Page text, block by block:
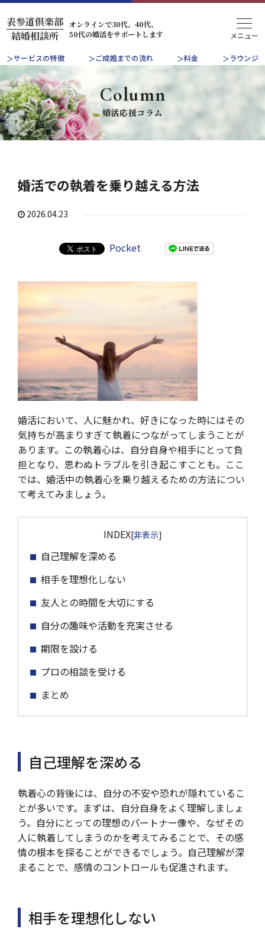
結婚相談所
表参道倶楽部
オンラインで30代、40代、
50代の婚活をサポートします
サービスの特徴 ご成婚までの流れ 料金 ラウンジ
Column
婚活応援コラム
婚活での執着を乗り越える方法
2026.04.23
Pocket
婚活において、人に魅かれ、好きになった時にはその
気持ちが高まりすぎて執着につながってしまうことが
あります。この執着心は、自分自身や相手にとって負
担となり、思わぬトラブルを引き起こすことも。ここ
では、婚活中の執着心を乗り越えるための方法につい
て考えてみましょう。
INDEX[非表示]
自己理解を深める
相手を理想化しない
友人との時間を大切にする
自分の趣味や活動を充実させる
期限を設ける
プロの相談を受ける
まとめ
自己理解を深める
執着心の背後には、自分の不安や恐れが隠れているこ
とが多いです。まずは、自分自身をよく理解しましょ
う。自分にとっての理想のパートナー像や、なぜその
人に執着してしまうのかを考えてみることで、その感
情の根本を探ることができるでしょう。自己理解が深
まることで、感情のコントロールも促進されます。
相手を理想化しない